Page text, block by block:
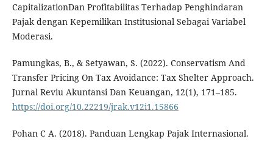
CapitalizationDan Profitabilitas Terhadap Penghindaran
Pajak dengan Kepemilikan Institusional Sebagai Variabel
Moderasi.
Pamungkas, B., & Setyawan, S. (2022). Conservatism And
Transfer Pricing On Tax Avoidance: Tax Shelter Approach.
Jurnal Reviu Akuntansi Dan Keuangan, 12(1), 171–185.
https://doi.org/10.22219/jrak.v12i1.15866
Pohan C A. (2018). Panduan Lengkap Pajak Internasional.